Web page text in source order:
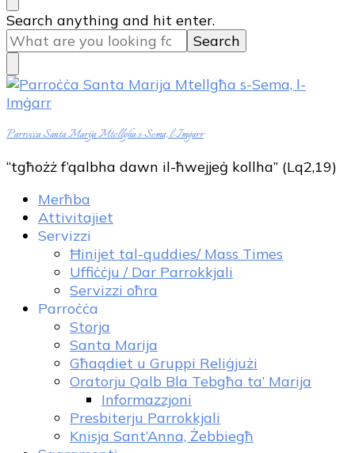
Looking
for
Something?
Search anything and hit enter.
Parroċċa Santa Marija Mtellgħa s-Sema, l-Imġarr
“tgħożż f’qalbha dawn il-ħwejjeġ kollha” (Lq2,19)
Merħba
Attivitajiet
Servizzi
Ħinijet tal-quddies/ Mass Times
Uffiċċju / Dar Parrokkjali
Servizzi oħra
Parroċċa
Storja
Santa Marija
Għaqdiet u Gruppi Reliġjużi
Oratorju Qalb Bla Tebgħa ta’ Marija
Informazzjoni
Presbiterju Parrokkjali
Knisja Sant’Anna, Żebbiegħ